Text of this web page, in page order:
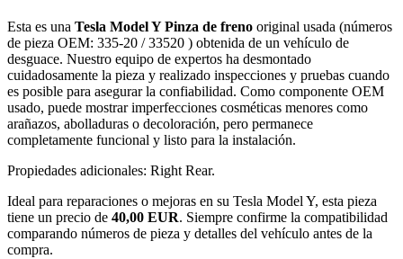
Esta es una Tesla Model Y Pinza de freno original usada (números
de pieza OEM: 335-20 / 33520 ) obtenida de un vehículo de
desguace. Nuestro equipo de expertos ha desmontado
cuidadosamente la pieza y realizado inspecciones y pruebas cuando
es posible para asegurar la confiabilidad. Como componente OEM
usado, puede mostrar imperfecciones cosméticas menores como
arañazos, abolladuras o decoloración, pero permanece
completamente funcional y listo para la instalación.
Propiedades adicionales: Right Rear.
Ideal para reparaciones o mejoras en su Tesla Model Y, esta pieza
tiene un precio de 40,00 EUR. Siempre confirme la compatibilidad
comparando números de pieza y detalles del vehículo antes de la
compra.